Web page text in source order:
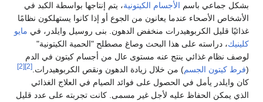
بشكل جماعي باسم الأجسام الكيتونية، يتم إنتاجها بواسطة الكبد في
الأشخاص الأصحاء عندما يعانون من الجوع أو إذا كانوا يستهلكون نظامًا
غذائيًا قليل الكربوهيدرات منخفض الدهون. بنى روسيل وايلدر، في مايو
كلينيك، دراسته على هذا البحث وصاغ مصطلح "الحمية الكيتونية"
لوصف نظام غذائي ينتج عنه مستوى عال من أجسام كيتون في الدم
(فرط كيتون الجسم) من خلال زيادة الدهون ونقص الكربوهيدرات. [2]
[2]
كان وايلدر يأمل في الحصول على فوائد الصيام في العلاج الغذائي
الذي يمكن الحفاظ عليه لأجل غير مسمى. كانت تجربته على عدد قليل